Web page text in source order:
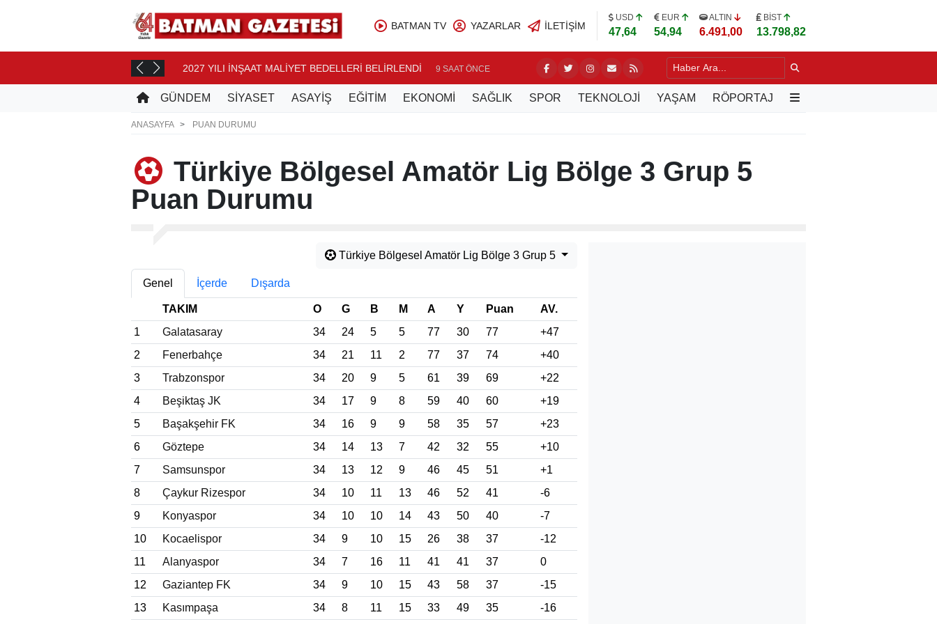
BATMAN TV YAZARLAR İLETIŞIM
USD
47,64
EUR
54,94
ALTIN
6.491,00
BİST
13.798,82
2027 YILI İNŞAAT MALİYET BEDELLERİ BELİRLENDİ 9 SAAT ÖNCE NASIROĞLU, VARŞOVA'DA TÜRK İŞ İNSANLARIYLA BULUŞTU
GÜNDEM SİYASET ASAYİŞ EĞİTİM EKONOMİ SAĞLIK SPOR TEKNOLOJİ YAŞAM RÖPORTAJ
ANASAYFA PUAN DURUMU
Türkiye Bölgesel Amatör Lig Bölge 3 Grup 5
Puan Durumu
Türkiye Bölgesel Amatör Lig Bölge 3 Grup 5
Genel İçerde Dışarda
TAKIM O G B M A Y Puan
AV.
1
Galatasaray 34 24 5 5 77 30 77
+47
2
Fenerbahçe 34 21 11 2 77 37 74
+40
3
Trabzonspor 34 20 9 5 61 39 69
+22
4
Beşiktaş JK 34 17 9 8 59 40 60
+19
5
Başakşehir FK 34 16 9 9 58 35 57
+23
6
Göztepe 34 14 13 7 42 32 55
+10
7
Samsunspor 34 13 12 9 46 45 51
+1
8
Çaykur Rizespor 34 10 11 13 46 52 41
-6
9
Konyaspor 34 10 10 14 43 50 40
-7
10
Kocaelispor 34 9 10 15 26 38 37
-12
11
Alanyaspor 34 7 16 11 41 41 37
0
12
Gaziantep FK 34 9 10 15 43 58 37
-15
13
Kasımpaşa 34 8 11 15 33 49 35 -16